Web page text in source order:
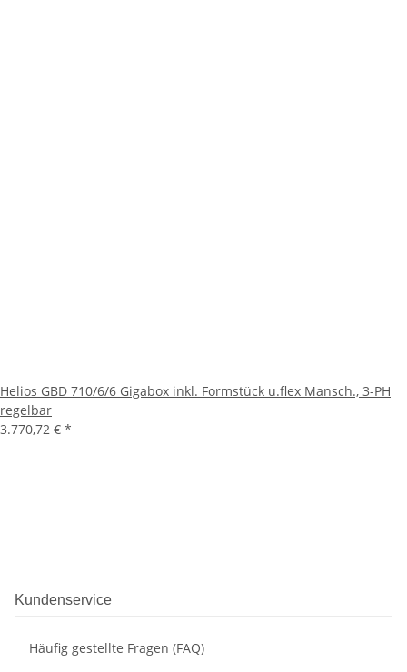
Helios GBD 710/6/6 Gigabox inkl. Formstück u.flex Mansch., 3-PH
regelbar
3.770,72 € *
Kundenservice
Häufig gestellte Fragen (FAQ)